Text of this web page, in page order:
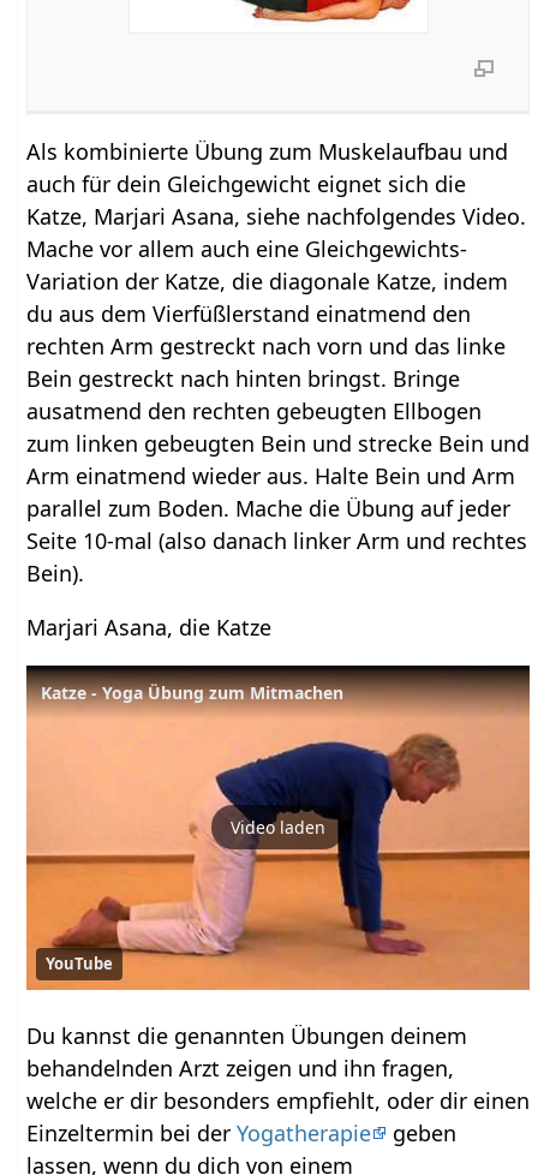
Als kombinierte Übung zum Muskelaufbau und
auch für dein Gleichgewicht eignet sich die
Katze, Marjari Asana, siehe nachfolgendes Video.
Mache vor allem auch eine Gleichgewichts-
Variation der Katze, die diagonale Katze, indem
du aus dem Vierfüßlerstand einatmend den
rechten Arm gestreckt nach vorn und das linke
Bein gestreckt nach hinten bringst. Bringe
ausatmend den rechten gebeugten Ellbogen
zum linken gebeugten Bein und strecke Bein und
Arm einatmend wieder aus. Halte Bein und Arm
parallel zum Boden. Mache die Übung auf jeder
Seite 10-mal (also danach linker Arm und rechtes
Bein).
Marjari Asana, die Katze
Katze - Yoga Übung zum Mitmachen
Video laden
YouTube
Du kannst die genannten Übungen deinem
behandelnden Arzt zeigen und ihn fragen,
welche er dir besonders empfiehlt, oder dir einen
Einzeltermin bei derYogatherapie
geben
lassen, wenn du dich von einem